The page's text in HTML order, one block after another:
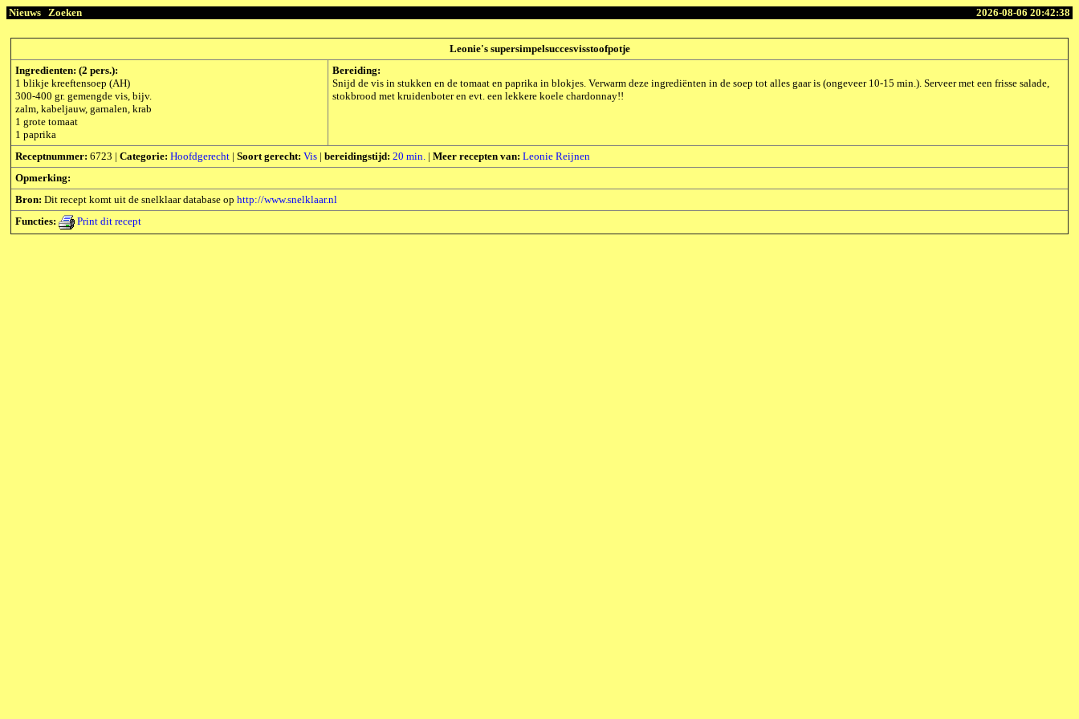
Nieuws Zoeken 2026-08-06 20:42:38
Leonie's supersimpelsuccesvisstoofpotje
Ingredienten: (2 pers.):
1 blikje kreeftensoep (AH)
300-400 gr. gemengde vis, bijv.
zalm, kabeljauw, garnalen, krab
1 grote tomaat
1 paprika
Bereiding:
Snijd de vis in stukken en de tomaat en paprika in blokjes. Verwarm deze ingrediënten in de soep tot alles gaar is (ongeveer 10-15 min.). Serveer met een frisse salade,
stokbrood met kruidenboter en evt. een lekkere koele chardonnay!!
Receptnummer: 6723 | Categorie: Hoofdgerecht | Soort gerecht: Vis | bereidingstijd: 20 min. | Meer recepten van: Leonie Reijnen
Opmerking:
Bron: Dit recept komt uit de snelklaar database op http://www.snelklaar.nl
Functies:
Print dit recept